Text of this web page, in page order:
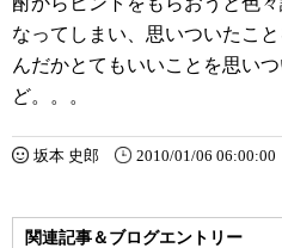
なってしまい、思いついたこ
んだかとてもいいことを思い
ど。。。
坂本 史郎 2010/01/06 06:00:00
関連記事＆ブログエントリー